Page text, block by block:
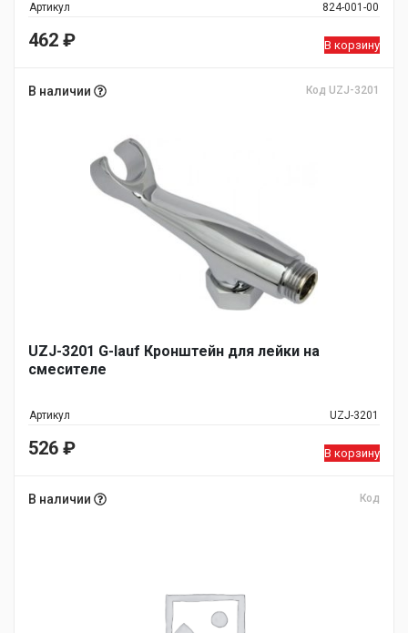
Артикул 824-001-00
462 ₽ В корзину
В наличии Код UZJ-3201
UZJ-3201 G-lauf Кронштейн для лейки на
смесителе
Артикул UZJ-3201
526 ₽ В корзину
В наличии Код